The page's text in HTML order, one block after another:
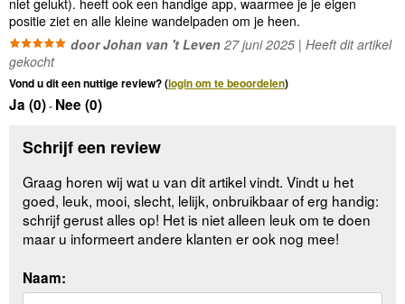
niet gelukt). heeft ook een handige app, waarmee je je eigen
positie ziet en alle kleine wandelpaden om je heen.
door Johan van 't Leven 27 juni 2025 | Heeft dit artikel
gekocht
Vond u dit een nuttige review? (login om te beoordelen)
Ja (0)- Nee (0)
Schrijf een review
Graag horen wij wat u van dit artikel vindt. Vindt u het
goed, leuk, mooi, slecht, lelijk, onbruikbaar of erg handig:
schrijf gerust alles op! Het is niet alleen leuk om te doen
maar u informeert andere klanten er ook nog mee!
Naam: